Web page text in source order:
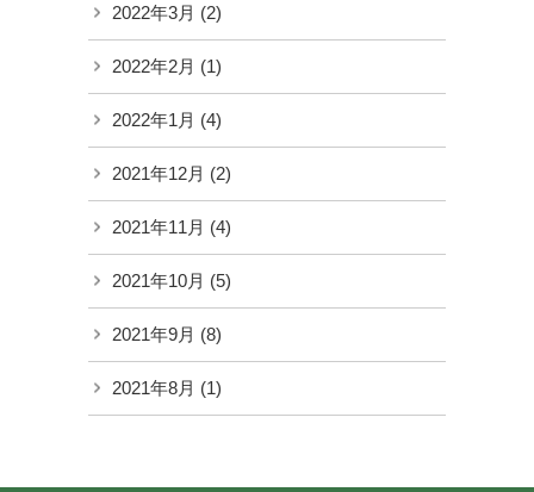
2022年3月 (2)
2022年2月 (1)
2022年1月 (4)
2021年12月 (2)
2021年11月 (4)
2021年10月 (5)
2021年9月 (8)
2021年8月 (1)